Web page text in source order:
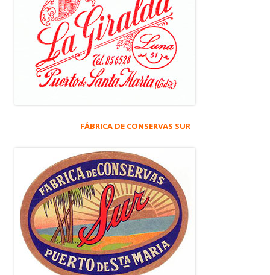
FÁBRICA DE CONSERVAS SUR